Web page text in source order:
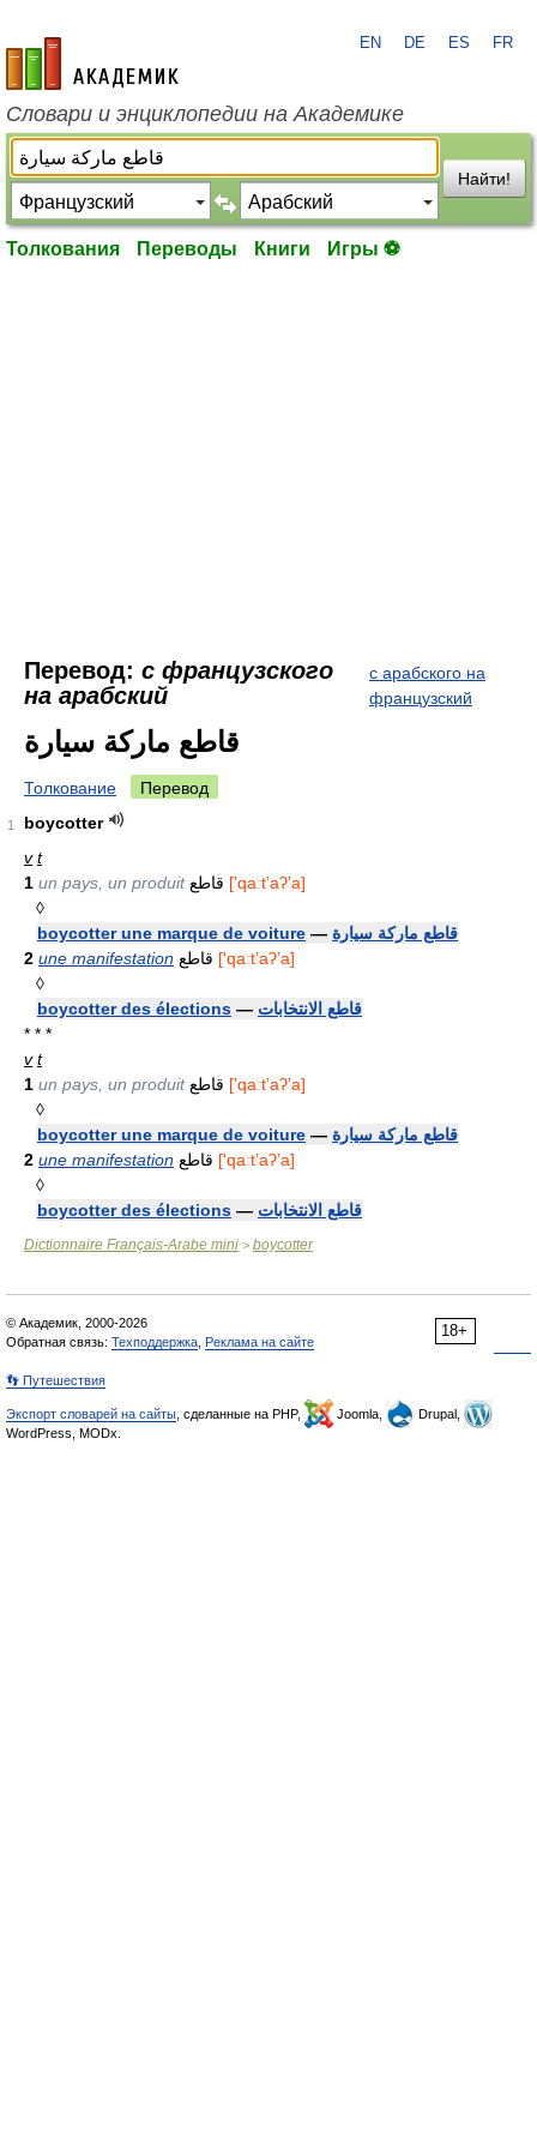
academic.ru
EN DE ES FR
Словари и энциклопедии на Академике
Найти!
Толкования Переводы Книги Игры ⚽
Перевод: с французского
на арабский
с арабского на
французский
قاطع ماركة سيارة
Толкование Перевод
1
boycotter
v t
1 un pays, un produit
['qaːtʼaʔʼa]
◊
boycotter une marque de voiture — قاطع ماركة سيارة
2 une manifestation
['qaːtʼaʔʼa]
◊
boycotter des élections — قاطع الانتخابات
* * *
v t
1 un pays, un produit
['qaːtʼaʔʼa]
◊
boycotter une marque de voiture — قاطع ماركة سيارة
2 une manifestation
['qaːtʼaʔʼa]
◊
boycotter des élections — قاطع الانتخابات
Dictionnaire Français-Arabe mini > boycotter
18+
© Академик, 2000-2026
Обратная связь: Техподдержка Реклама на сайте
👣 Путешествия
Экспорт словарей на сайты , сделанные на PHP, Joomla,
Drupal,
WordPress, MODx.